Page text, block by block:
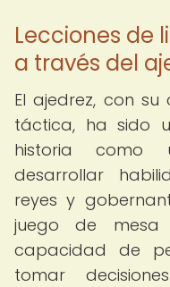
Lecciones de
a través del
El ajedrez, con
táctica, ha sido
historia como
desarrollar
reyes y
juego de
capacidad de
tomar